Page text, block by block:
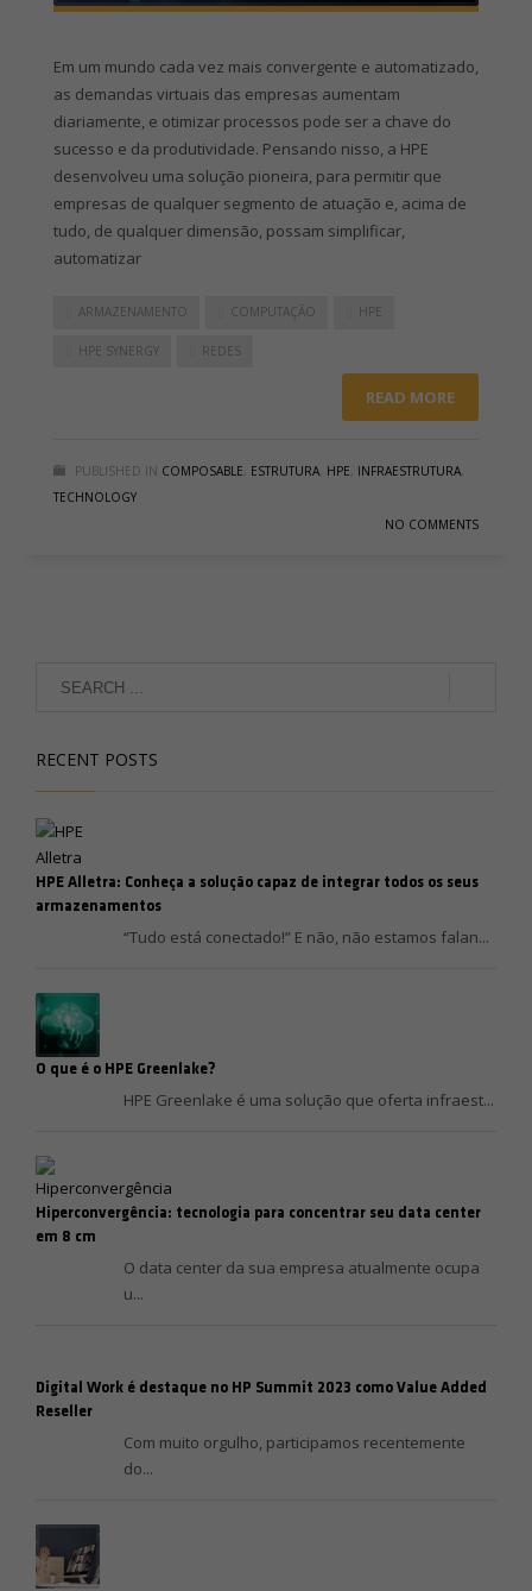
Em um mundo cada vez mais convergente e automatizado,
as demandas virtuais das empresas aumentam
diariamente, e otimizar processos pode ser a chave do
sucesso e da produtividade. Pensando nisso, a HPE
desenvolveu uma solução pioneira, para permitir que
empresas de qualquer segmento de atuação e, acima de
tudo, de qualquer dimensão, possam simplificar,
automatizar
ARMAZENAMENTO COMPUTAÇÃO HPE
HPE SYNERGY REDES
READ MORE
PUBLISHED IN COMPOSABLE ESTRUTURA HPE INFRAESTRUTURA
TECHNOLOGY
NO COMMENTS
RECENT POSTS
HPE Alletra: Conheça a solução capaz de integrar todos os seus
armazenamentos
“Tudo está conectado!” E não, não estamos falan...
O que é o HPE Greenlake?
HPE Greenlake é uma solução que oferta infraest...
Hiperconvergência: tecnologia para concentrar seu data center
em 8 cm
O data center da sua empresa atualmente ocupa
u...
Digital Work é destaque no HP Summit 2023 como Value Added
Reseller
Com muito orgulho, participamos recentemente
do...